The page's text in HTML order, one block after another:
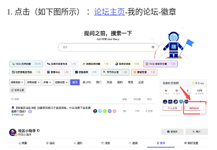
点击（如下图所示） ： 论坛主页-我的论坛-徽章